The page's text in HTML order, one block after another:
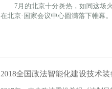
7月的北京十分炎热，如同这场火
在北京·国家会议中心圆满落下帷幕。
2018全国政法智能化建设技术装